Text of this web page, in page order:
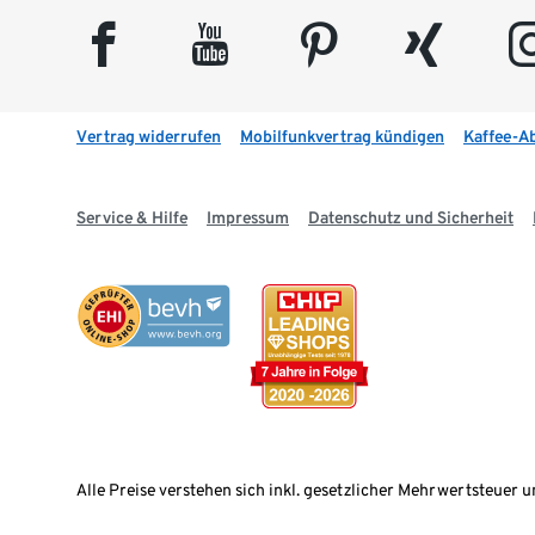
facebook youtube pinterest xing
Vertrag widerrufen Mobilfunkvertrag kündigen Kaffee-
Service & Hilfe Impressum Datenschutz und Sicherheit
Alle Preise verstehen sich inkl. gesetzlicher Mehrwertsteuer